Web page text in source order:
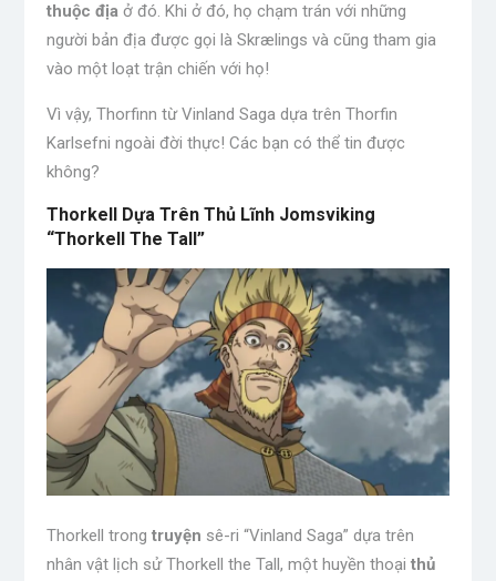
thuộc địa ở đó. Khi ở đó, họ chạm trán với những
người bản địa được gọi là Skrælings và cũng tham gia
vào một loạt trận chiến với họ!
Vì vậy, Thorfinn từ Vinland Saga dựa trên Thorfin
Karlsefni ngoài đời thực! Các bạn có thể tin được
không?
Thorkell Dựa Trên Thủ Lĩnh Jomsviking
“Thorkell The Tall”
Thorkell trong truyện sê-ri “Vinland Saga” dựa trên
nhân vật lịch sử Thorkell the Tall, một huyền thoại thủ